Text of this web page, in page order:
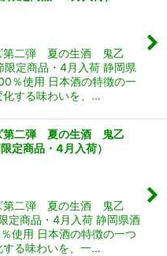
第二弾 夏の生酒 鬼乙
定商品・4月入荷 静岡県
％使用 日本酒の特徴の一
化する味わいを、…
第二弾 夏の生酒 鬼乙
商品・4月入荷）
第二弾 夏の生酒 鬼乙
商品・4月入荷 静岡県酒
使用 日本酒の特徴の一つ
する味わいを、一…